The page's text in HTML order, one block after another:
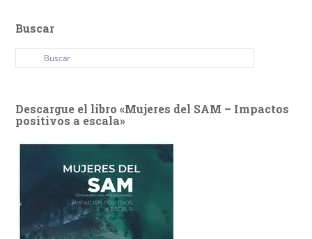
Buscar
Descargue el libro «Mujeres del SAM – Impactos
positivos a escala»